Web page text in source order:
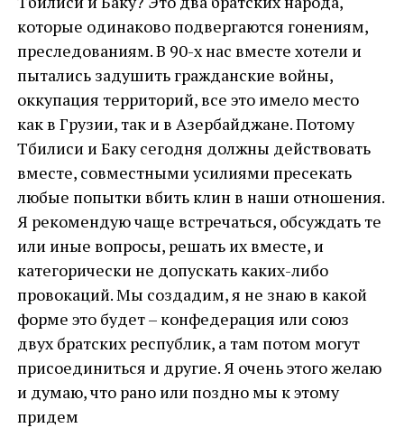
которые одинаково подвергаются гонениям,
преследованиям. В 90-х нас вместе хотели и
пытались задушить гражданские войны,
оккупация территорий, все это имело место
как в Грузии, так и в Азербайджане. Потому
Тбилиси и Баку сегодня должны действовать
вместе, совместными усилиями пресекать
любые попытки вбить клин в наши отношения.
Я рекомендую чаще встречаться, обсуждать те
или иные вопросы, решать их вместе, и
категорически не допускать каких-либо
провокаций. Мы создадим, я не знаю в какой
форме это будет – конфедерация или союз
двух братских республик, а там потом могут
присоединиться и другие. Я очень этого желаю
и думаю, что рано или поздно мы к этому
придем